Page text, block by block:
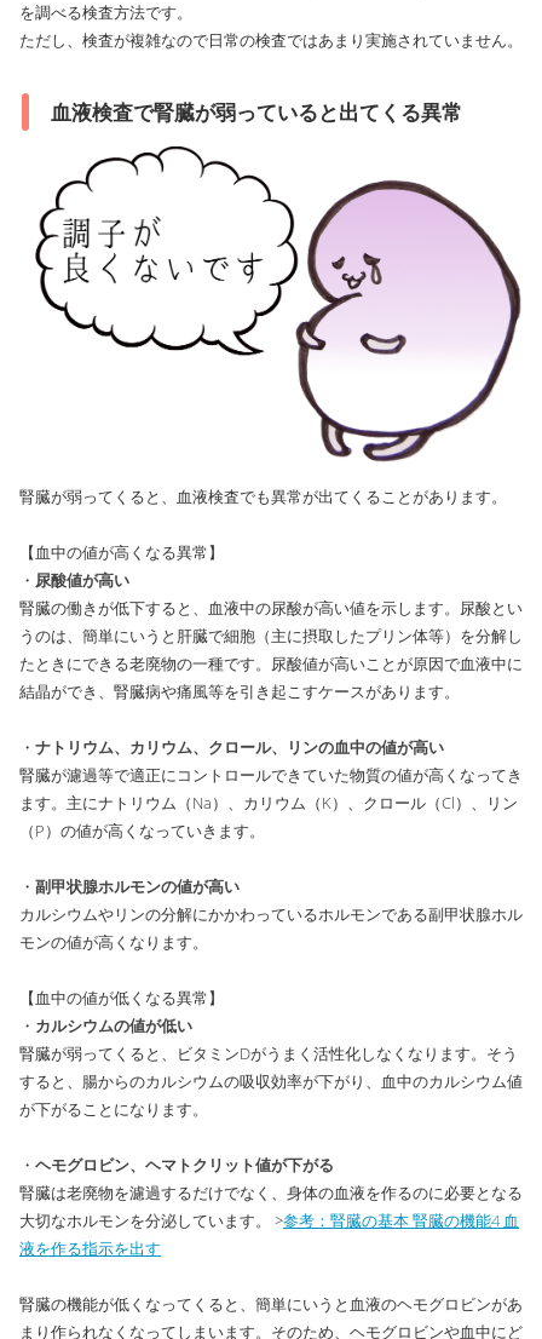
を調べる検査方法です。
ただし、検査が複雑なので日常の検査ではあまり実施されていません。
血液検査で腎臓が弱っていると出てくる異常
腎臓が弱ってくると、血液検査でも異常が出てくることがあります。
【血中の値が高くなる異常】
・ 尿酸値が高い
腎臓の働きが低下すると、血液中の尿酸が高い値を示します。尿酸とい
うのは、簡単にいうと肝臓で細胞（主に摂取したプリン体等）を分解し
たときにできる老廃物の一種です。尿酸値が高いことが原因で血液中に
結晶ができ、腎臓病や痛風等を引き起こすケースがあります。
・ ナトリウム、カリウム、クロール、リンの血中の値が高い
腎臓が濾過等で適正にコントロールできていた物質の値が高くなってき
ます。主にナトリウム（Na）、カリウム（K）、クロール（Cl）、リン
（P）の値が高くなっていきます。
・ 副甲状腺ホルモンの値が高い
カルシウムやリンの分解にかかわっているホルモンである副甲状腺ホル
モンの値が高くなります。
【血中の値が低くなる異常】
・ カルシウムの値が低い
腎臓が弱ってくると、ビタミンDがうまく活性化しなくなります。そう
すると、腸からのカルシウムの吸収効率が下がり、血中のカルシウム値
が下がることになります。
・ ヘモグロビン、ヘマトクリット値が下がる
腎臓は老廃物を濾過するだけでなく、身体の血液を作るのに必要となる
大切なホルモンを分泌しています。 >参考：腎臓の基本 腎臓の機能4 血
液を作る指示を出す
腎臓の機能が低くなってくると、簡単にいうと血液のヘモグロビンがあ
まり作られなくなってしまいます。そのため、ヘモグロビンや血中にど